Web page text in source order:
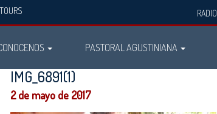
RADIO
PASTORAL AGUSTINIANA
IMG_6891(1)
2 de mayo de 2017